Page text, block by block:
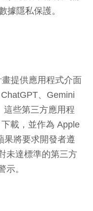
據隱私保護。
提供應用程式介面
、Gemini
這些第三方應用程
載，並作為 Apple
果將要求開發者遵
未達標準的第三方
示。